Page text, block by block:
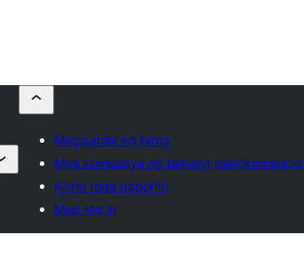
Magsumite ng tema
Mga kumpanya ng temang pangkomersyo
Aking mga paborito
Mag-log in